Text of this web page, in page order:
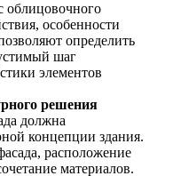
облицовочного
особенности
определить
шаг
элементов
решения
должна
концепции здания.
расположение
материалов.